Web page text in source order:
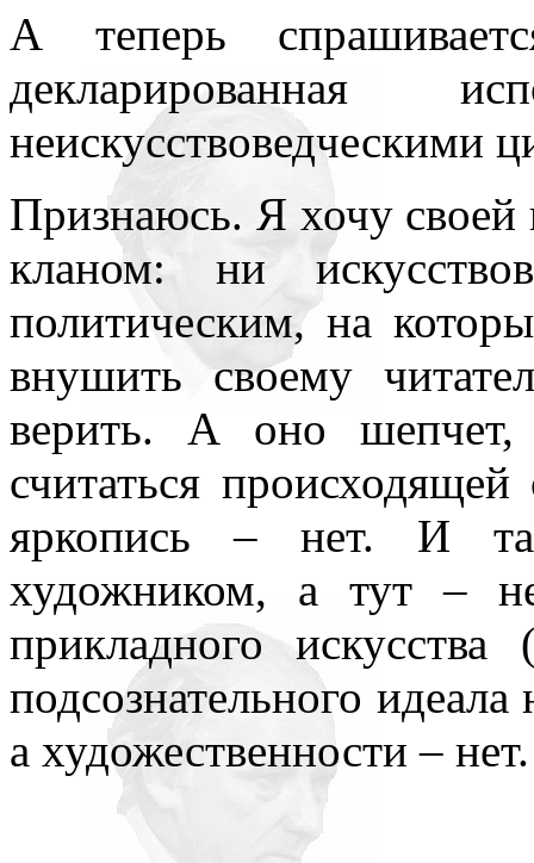
А теперь
декларированная
неискусствоведческими
Признаюсь. Я хочу
кланом: ни
политическим, на
внушить своему
верить. А оно шепчет,
считаться
яркопись – нет. И
художником, а тут –
прикладного
подсознательного идеала
а художественности – нет.